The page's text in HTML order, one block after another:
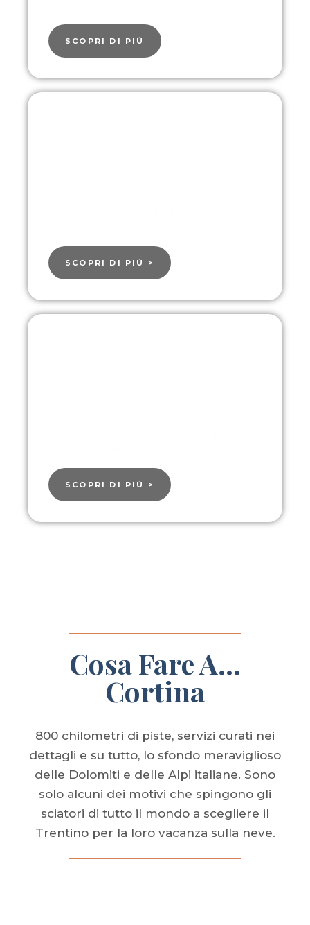
SCOPRI DI PIÙ
SCOPRI DI PIÙ >
SCOPRI DI PIÙ >
Cosa Fare A...
Cortina
800 chilometri di piste, servizi curati nei
dettagli e su tutto, lo sfondo meraviglioso
delle Dolomiti e delle Alpi italiane. Sono
solo alcuni dei motivi che spingono gli
sciatori di tutto il mondo a scegliere il
Trentino per la loro vacanza sulla neve.